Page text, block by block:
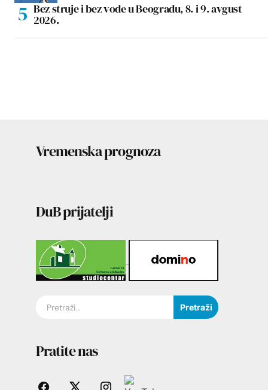
Bez struje i bez vode u Beogradu, 8. i 9. avgust
2026.
Vremenska prognoza
DuB prijatelji
Pretraži
Pratite nas